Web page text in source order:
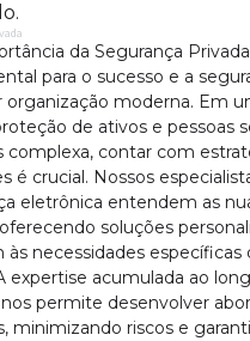
da Segurança
para o sucesso e a
organização moderna. Em
de ativos e pessoas
complexa, contar com
é crucial. Nossos
eletrônica entendem as
soluções
às necessidades específicas
expertise acumulada ao
permite desenvolver
minimizando riscos e